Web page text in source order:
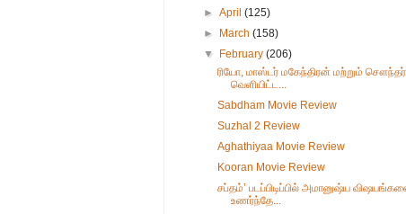
►April(125)
►
March(158)
▼
February(206)
ரியோ, மாஸ்டர் மகேந்திரன் மற்றும் சௌந்தர்
வெளியிட்ட...
Sabdham Movie Review
Suzhal 2 Review
Aghathiyaa Movie Review
Kooran Movie Review
சப்தம்’ படப்பிடிப்பில் அமானுஷ்ய
உணர்ந்தே...